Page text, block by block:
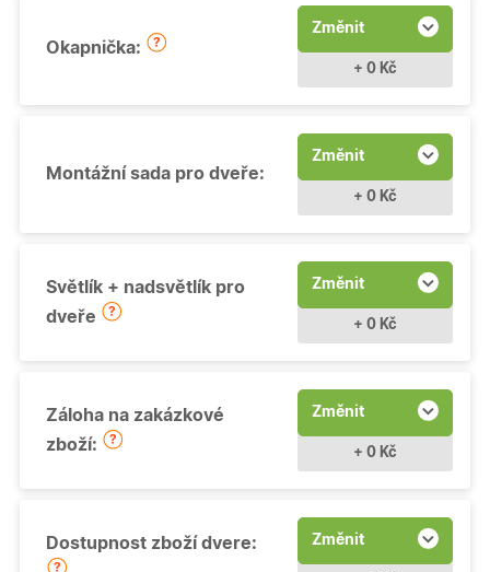
Okapnička:
Změnit
+ 0 Kč
Montážní sada pro dveře:
Změnit
+ 0 Kč
Světlík + nadsvětlík pro
dveře
Změnit
+ 0 Kč
Záloha na zakázkové
zboží:
Změnit
+ 0 Kč
Dostupnost zboží dvere: Změnit